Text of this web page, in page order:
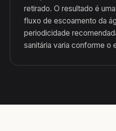
retirado. O resultado é
fluxo de escoamento da
periodicidade
sanitária varia conforme o